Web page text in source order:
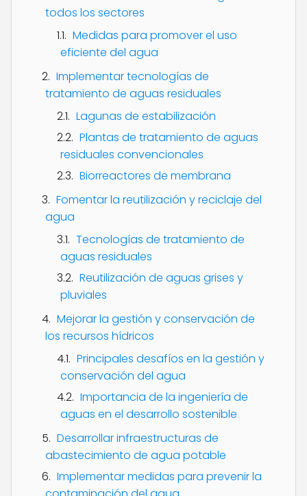
todos los sectores
Medidas para promover el uso
eficiente del agua
Implementar tecnologías de
tratamiento de aguas residuales
Lagunas de estabilización
Plantas de tratamiento de aguas
residuales convencionales
Biorreactores de membrana
Fomentar la reutilización y reciclaje del
agua
Tecnologías de tratamiento de
aguas residuales
Reutilización de aguas grises y
pluviales
Mejorar la gestión y conservación de
los recursos hídricos
Principales desafíos en la gestión y
conservación del agua
Importancia de la ingeniería de
aguas en el desarrollo sostenible
Desarrollar infraestructuras de
abastecimiento de agua potable
Implementar medidas para prevenir la